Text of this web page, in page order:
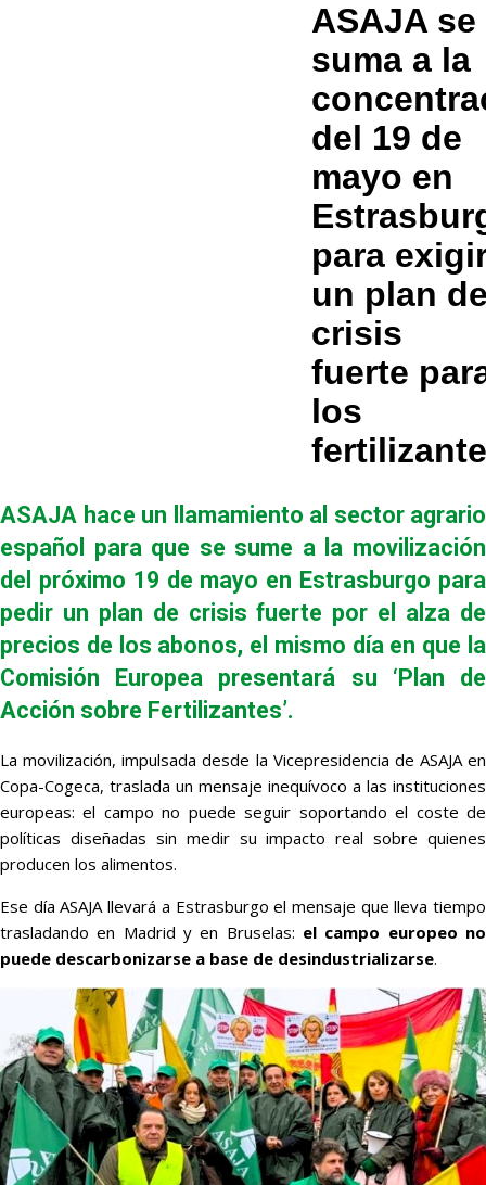
ASAJA se
suma a la
del 19 de
mayo en
para
un plan
crisis
fuerte
los
ASAJA hace un llamamiento al sector agrario
español para que se sume a la movilización
del próximo 19 de mayo en Estrasburgo para
pedir un plan de crisis fuerte por el alza de
precios de los abonos, el mismo día en que la
Comisión Europea presentará su ‘Plan de
Acción sobre Fertilizantes’.
La movilización, impulsada desde la Vicepresidencia de ASAJA en
Copa-Cogeca, traslada un mensaje inequívoco a las instituciones
europeas: el campo no puede seguir soportando el coste de
políticas diseñadas sin medir su impacto real sobre quienes
producen los alimentos.
Ese día ASAJA llevará a Estrasburgo el mensaje que lleva tiempo
trasladando en Madrid y en Bruselas: el campo europeo no
puede descarbonizarse a base de desindustrializarse.